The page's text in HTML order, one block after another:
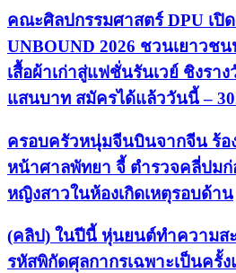
คณะศิลปกรรมศาสตร์ DPU เปิ
UNBOUND 2026 ชวนเยาวชน
เสื้อผ้าเก่าสู่แฟชั่นรันเวย์ ชิงรา
แสนบาท สมัครได้แล้ววันนี้ –
ครอบครัวหนุ่มจีนบินจากจีน ร้อ
หน้าศาลพัทยา จี้ ตำรวจคลี่ปม
หญิงสาวในห้องเกิดเหตุรอบด้าน
(คลิป) ในปีนี้ หุ่นยนต์ทำความส
รหัสพิกัดศุลกากรเฉพาะเป็นครั้